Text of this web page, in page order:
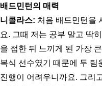
배드민턴의 매력
니콜라스: 처음 배드민턴을
요. 그때 저는 공부 말고 딱
을 접한 뒤 느끼게 된 가장
복식 선수였기 때문에 두 팀
진행이 어려우니까요. 그리